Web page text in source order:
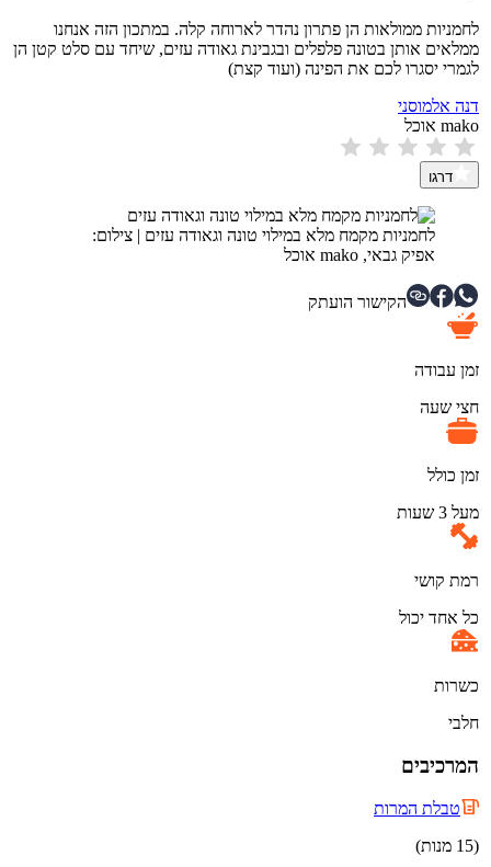
לחמניות ממולאות הן פתרון נהדר לארוחה קלה. במתכון הזה אנחנו
ממלאים אותן בטונה פלפלים ובגבינת גאודה עזים, שיחד עם סלט קטן הן
לגמרי יסגרו לכם את הפינה (ועוד קצת)
דנה אלמוסני
mako אוכל
דרגו
לחמניות מקמח מלא במילוי טונה וגאודה עזים | צילום:
אפיק גבאי, mako אוכל
הקישור הועתק
זמן עבודה
חצי שעה
זמן כולל
מעל 3 שעות
רמת קושי
כל אחד יכול
כשרות
חלבי
המרכיבים
טבלת המרות
(15 מנות)